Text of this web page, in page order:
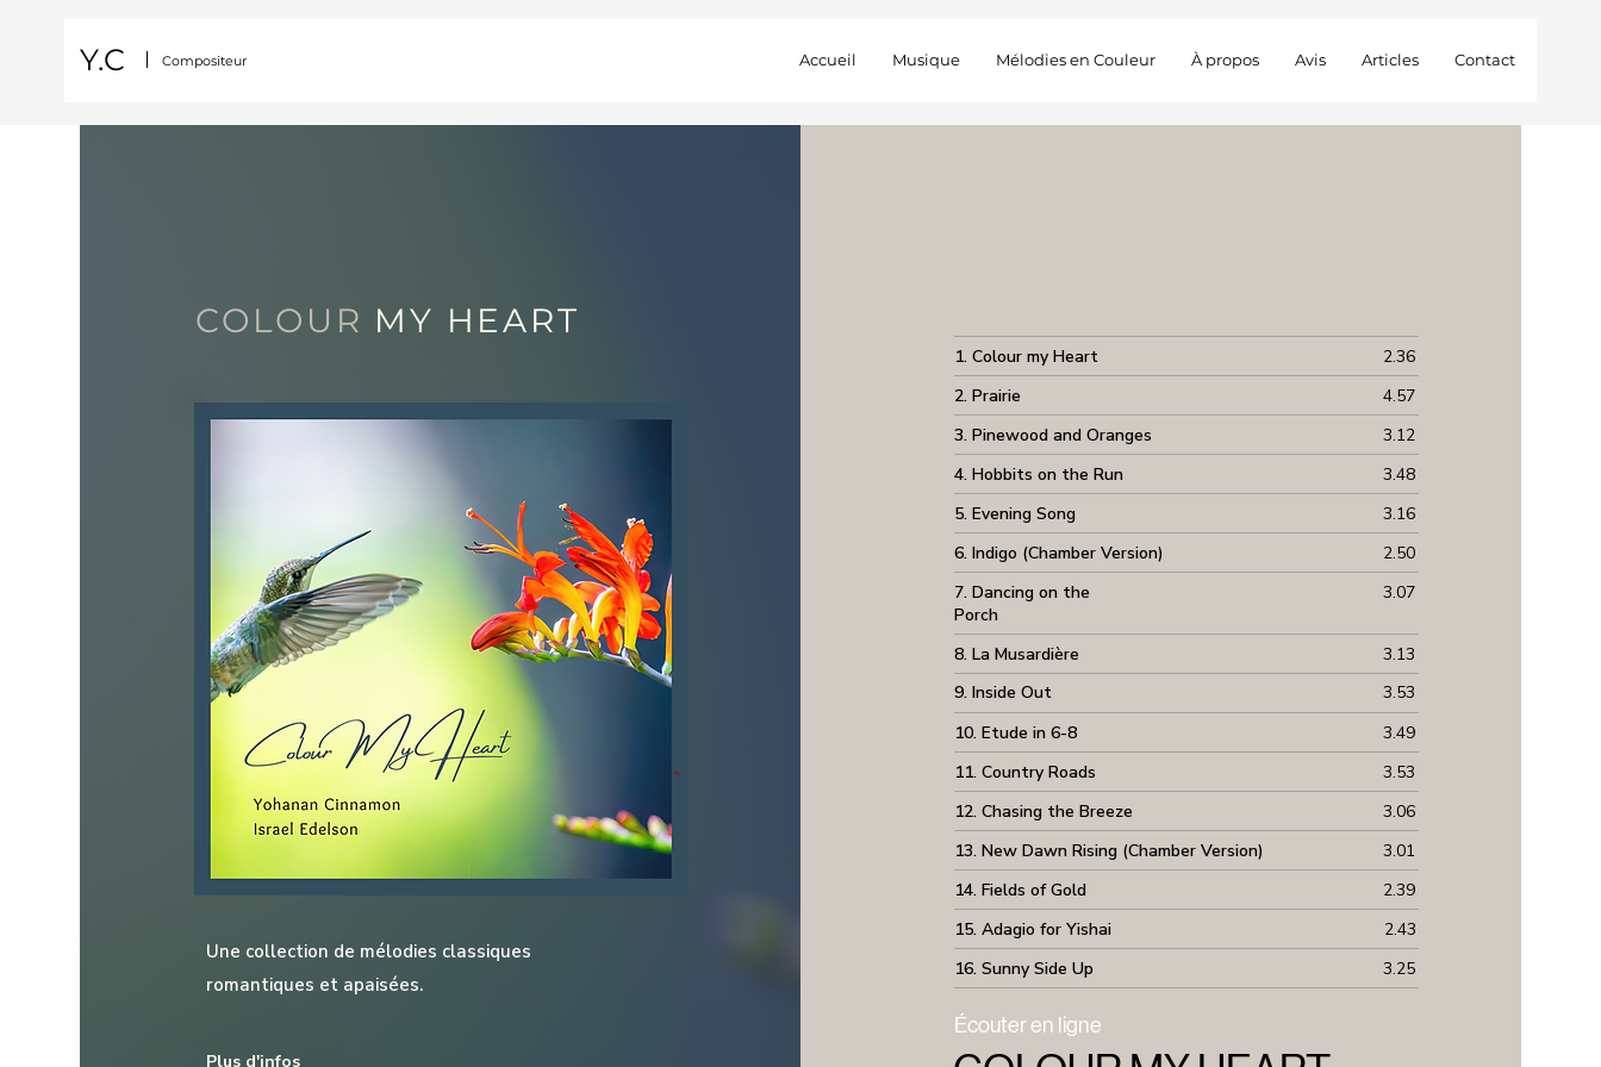
Y.C Compositeur Accueil Musique Mélodies en Couleur À propos Avis Articles Contact
COLOUR MY HEART
Une collection de mélodies classiques
romantiques et apaisées.
Plus d'infos
1. Colour my Heart
2.36
2. Prairie
4.57
3. Pinewood and Oranges
3.12
4. Hobbits on the Run
3.48
5. Evening Song
3.16
6. Indigo (Chamber Version)
2.50
7. Dancing on the
Porch
3.07
8. La Musardière
3.13
9. Inside Out
3.53
10. Etude in 6-8
3.49
11. Country Roads
3.53
12. Chasing the Breeze
3.06
13. New Dawn Rising (Chamber Version)
3.01
14. Fields of Gold
2.39
15. Adagio for Yishai
2.43
16. Sunny Side Up
3.25
Écouter en ligne